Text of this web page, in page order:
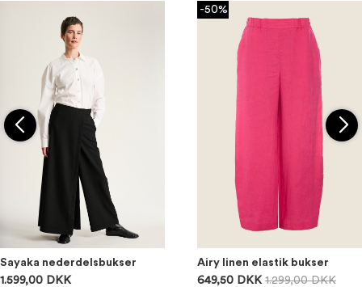
Sayaka nederdelsbukser
1.599,00 DKK
-50%
Airy linen elastik bukser
649,50 DKK 1.299,00 DKK